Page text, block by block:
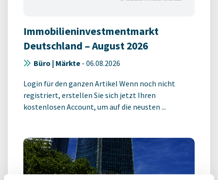
Immobilieninvestmentmarkt
Deutschland – August 2026
Büro | Märkte - 06.08.2026
Login für den ganzen Artikel Wenn noch nicht
registriert, erstellen Sie sich jetzt Ihren
kostenlosen Account, um auf die neusten ...